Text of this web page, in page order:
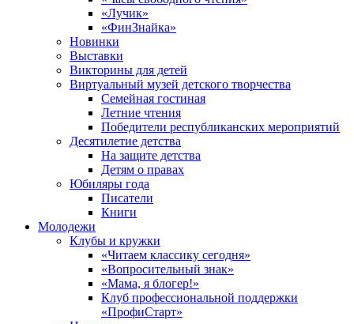
«Лучик»
«ФинЗнайка»
Новинки
Выставки
Викторины для детей
Виртуальный музей детского творчества
Семейная гостиная
Летние чтения
Победители республиканских мероприятий
Десятилетие детства
На защите детства
Детям о правах
Юбиляры года
Писатели
Книги
Молодежи
Клубы и кружки
«Читаем классику сегодня»
«Вопросительный знак»
«Мама, я блогер!»
Клуб профессиональной поддержки
«ПрофиСтарт»